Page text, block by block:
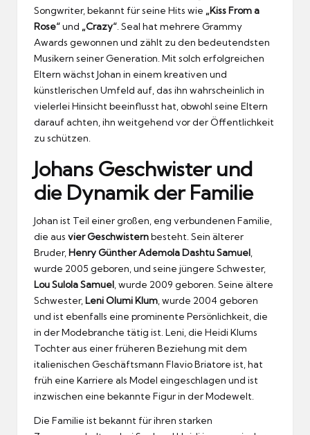
Songwriter, bekannt für seine Hits wie „Kiss From a
Rose“und „Crazy“ . Seal hat mehrere Grammy
Awards gewonnen und zählt zu den bedeutendsten
Musikern seiner Generation. Mit solch erfolgreichen
Eltern wächst Johan in einem kreativen und
künstlerischen Umfeld auf, das ihn wahrscheinlich in
vielerlei Hinsicht beeinflusst hat, obwohl seine Eltern
darauf achten, ihn weitgehend vor der Öffentlichkeit
zu schützen.
Johans Geschwister und
die Dynamik der Familie
Johan ist Teil einer großen, eng verbundenen Familie,
die aus vier Geschwisternbesteht. Sein älterer
Bruder, Henry Günther Ademola Dashtu Samuel
wurde 2005 geboren, und seine jüngere Schwester,
Lou Sulola Samuel , wurde 2009 geboren. Seine ältere
Schwester, Leni Olumi Klum , wurde 2004 geboren
und ist ebenfalls eine prominente Persönlichkeit, die
in der Modebranche tätig ist. Leni, die Heidi Klums
Tochter aus einer früheren Beziehung mit dem
italienischen Geschäftsmann Flavio Briatore ist, hat
früh eine Karriere als Model eingeschlagen und ist
inzwischen eine bekannte Figur in der Modewelt.
Die Familie ist bekannt für ihren starken